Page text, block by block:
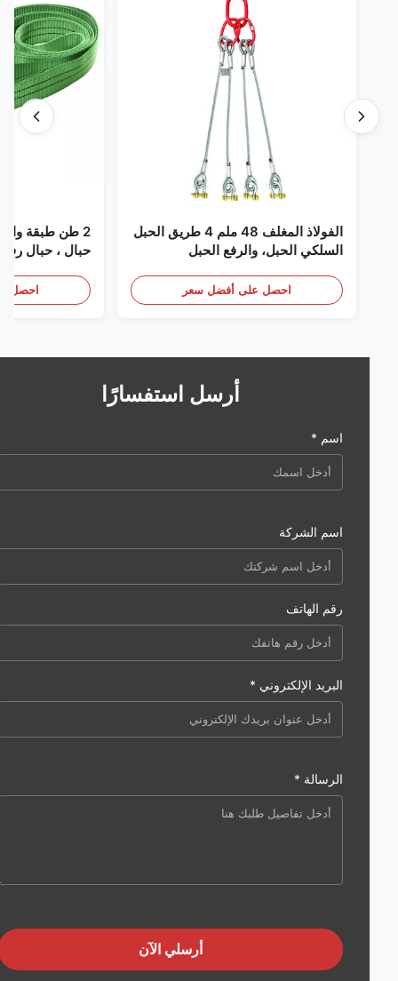
الفولاذ المغلف 48 ملم 4 طريق الحبل
السلكي الحبل، والرفع الحبل
احصل على أفضل سعر
2 طن طبقة واحدة
حبال ، حبال رفع لا
احصل على
أرسل استفسارًا
اسم *
اسم الشركة
رقم الهاتف
البريد الإلكتروني *
الرسالة *
أرسلي الآن